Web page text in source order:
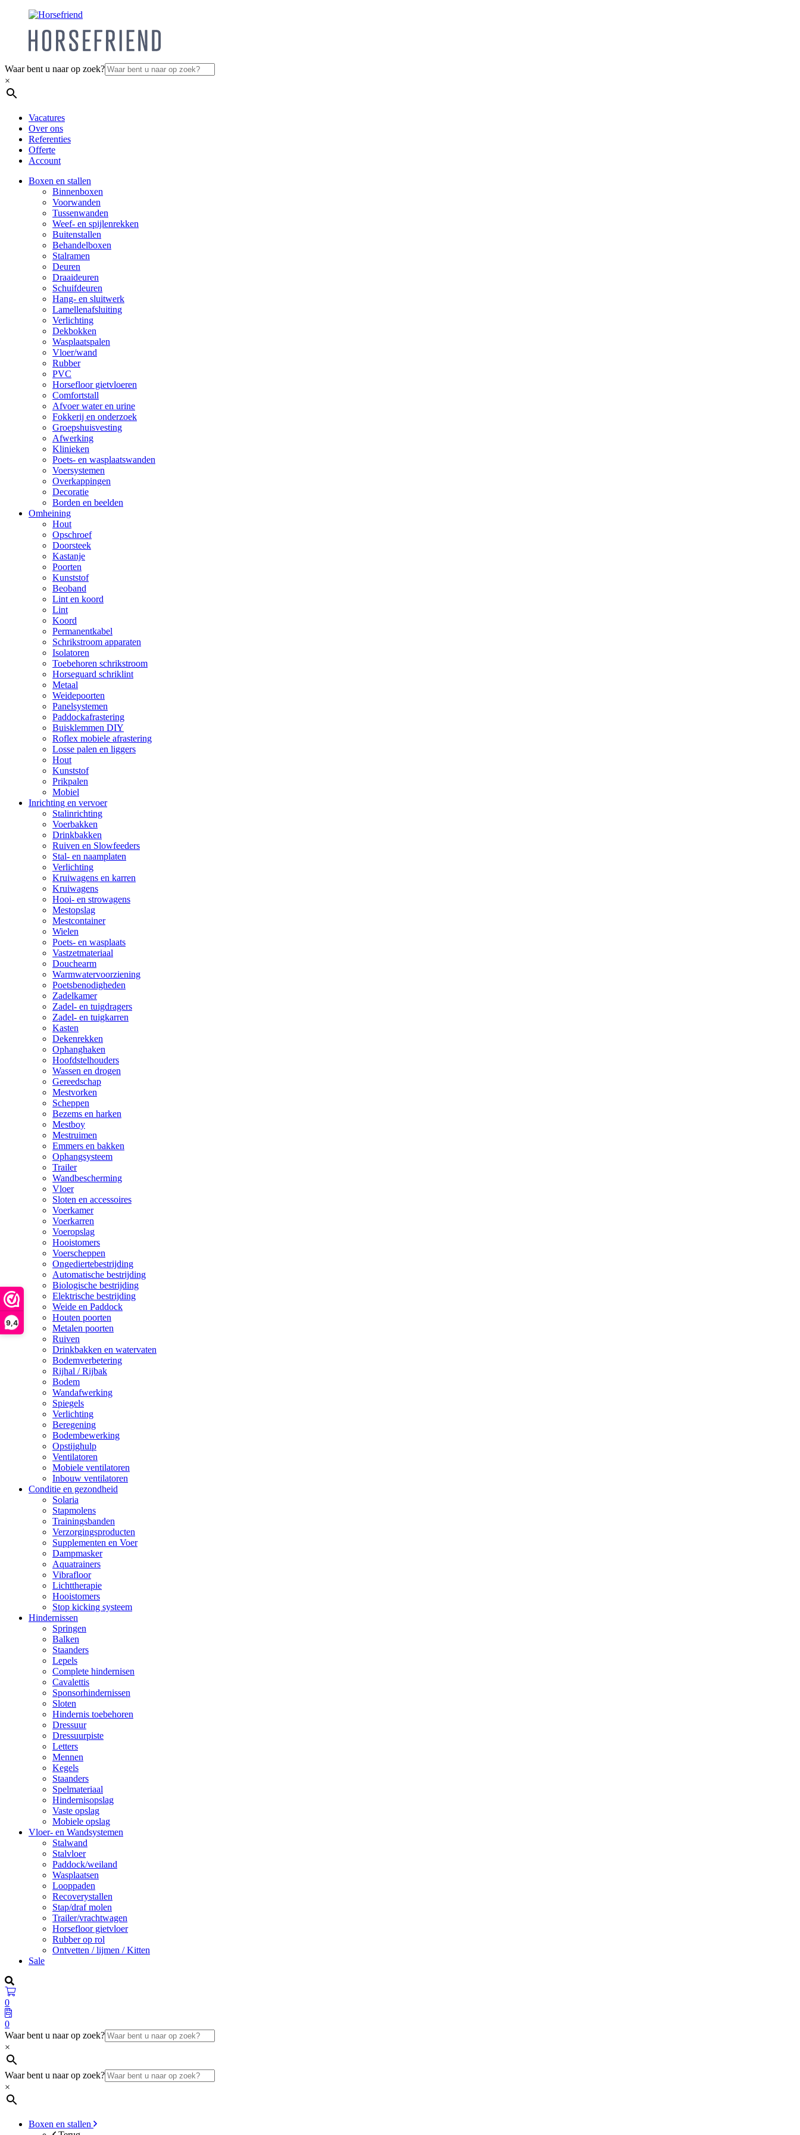
9,4
Waar bent u naar op zoek?
×
Vacatures
Over ons
Referenties
Offerte
Account
Boxen en stallen
Binnenboxen
Voorwanden
Tussenwanden
Weef- en spijlenrekken
Buitenstallen
Behandelboxen
Stalramen
Deuren
Draaideuren
Schuifdeuren
Hang- en sluitwerk
Lamellenafsluiting
Verlichting
Dekbokken
Wasplaatspalen
Vloer/wand
Rubber
PVC
Horsefloor gietvloeren
Comfortstall
Afvoer water en urine
Fokkerij en onderzoek
Groepshuisvesting
Afwerking
Klinieken
Poets- en wasplaatswanden
Voersystemen
Overkappingen
Decoratie
Borden en beelden
Omheining
Hout
Opschroef
Doorsteek
Kastanje
Poorten
Kunststof
Beoband
Lint en koord
Lint
Koord
Permanentkabel
Schrikstroom apparaten
Isolatoren
Toebehoren schrikstroom
Horseguard schriklint
Metaal
Weidepoorten
Panelsystemen
Paddockafrastering
Buisklemmen DIY
Roflex mobiele afrastering
Losse palen en liggers
Hout
Kunststof
Prikpalen
Mobiel
Inrichting en vervoer
Stalinrichting
Voerbakken
Drinkbakken
Ruiven en Slowfeeders
Stal- en naamplaten
Verlichting
Kruiwagens en karren
Kruiwagens
Hooi- en strowagens
Mestopslag
Mestcontainer
Wielen
Poets- en wasplaats
Vastzetmateriaal
Douchearm
Warmwatervoorziening
Poetsbenodigheden
Zadelkamer
Zadel- en tuigdragers
Zadel- en tuigkarren
Kasten
Dekenrekken
Ophanghaken
Hoofdstelhouders
Wassen en drogen
Gereedschap
Mestvorken
Scheppen
Bezems en harken
Mestboy
Mestruimen
Emmers en bakken
Ophangsysteem
Trailer
Wandbescherming
Vloer
Sloten en accessoires
Voerkamer
Voerkarren
Voeropslag
Hooistomers
Voerscheppen
Ongediertebestrijding
Automatische bestrijding
Biologische bestrijding
Elektrische bestrijding
Weide en Paddock
Houten poorten
Metalen poorten
Ruiven
Drinkbakken en watervaten
Bodemverbetering
Rijhal / Rijbak
Bodem
Wandafwerking
Spiegels
Verlichting
Beregening
Bodembewerking
Opstijghulp
Ventilatoren
Mobiele ventilatoren
Inbouw ventilatoren
Conditie en gezondheid
Solaria
Stapmolens
Trainingsbanden
Verzorgingsproducten
Supplementen en Voer
Dampmasker
Aquatrainers
Vibrafloor
Lichttherapie
Hooistomers
Stop kicking systeem
Hindernissen
Springen
Balken
Staanders
Lepels
Complete hindernisen
Cavalettis
Sponsorhindernissen
Sloten
Hindernis toebehoren
Dressuur
Dressuurpiste
Letters
Mennen
Kegels
Staanders
Spelmateriaal
Hindernisopslag
Vaste opslag
Mobiele opslag
Vloer- en Wandsystemen
Stalwand
Stalvloer
Paddock/weiland
Wasplaatsen
Looppaden
Recoverystallen
Stap/draf molen
Trailer/vrachtwagen
Horsefloor gietvloer
Rubber op rol
Ontvetten / lijmen / Kitten
Sale
0
0
Waar bent u naar op zoek?
×
Waar bent u naar op zoek?
×
Boxen en stallen